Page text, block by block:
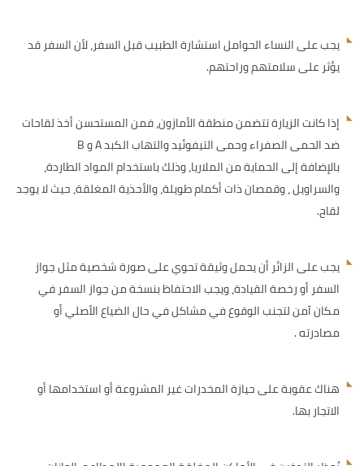
يجب على النساء الحوامل استشارة الطبيب قبل السفر، لأن السفر قد
يؤثر على سلامتهم وراحتهم.
إذا كانت الزيارة تتضمن منطقة الأمازون، فمن المستحسن أخذ لقاحات
ضد الحمى الصفراء وحمى التيفوئيد والتهاب الكبد A و B
بالإضافة إلى الحماية من الملاريا، وذلك باستخدام المواد الطاردة،
والسراويل ، وقمصان ذات أكمام طويلة، والأحذية المغلقة، حيث لا يوجد
لقاح.
يجب على الزائر أن يحمل وثيقة تحوي على صورة شخصية مثل جواز
السفر أو رخصة القيادة، ويجب الاحتفاظ بنسخة من جواز السفر في
مكان آمن لتجنب الوقوع في مشاكل في حال الضياع الأصلي أو
مصادرته .
هناك عقوبة على حيازة المخدرات غير المشروعة أو استخدامها أو
الاتجار بها.